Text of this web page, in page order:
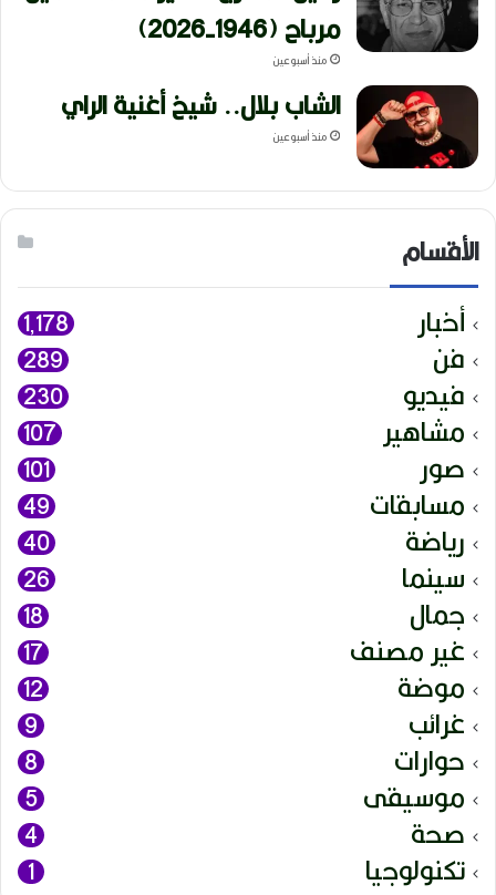
مرباح (1946-2026)
منذ أسبوعين
الشاب بلال.. شيخ أغنية الراي
منذ أسبوعين
الأقسام
أخبار 1٬178
فن 289
فيديو 230
مشاهير 107
صور 101
مسابقات 49
رياضة 40
سينما 26
جمال 18
غير مصنف 17
موضة 12
غرائب 9
حوارات 8
موسيقى 5
صحة 4
تكنولوجيا 1